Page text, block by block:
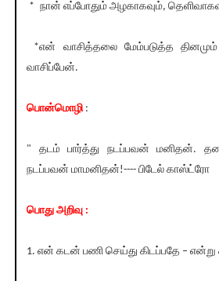
* நான் எப்போதும் அழகாகவும்,
*என் வாசித்தலை மேம்படுத்த
வாசிப்பேன்.
பொன்மொழி:
" தடம் பார்த்து நடப்பவன் மனிதன்.
நடப்பவன் மாமனிதன்!---- பிடேல் காஸ்ட்ரோ
பொது அறிவு :
1. என் கடன் பணி செய்து கிடப்பதே – என்று